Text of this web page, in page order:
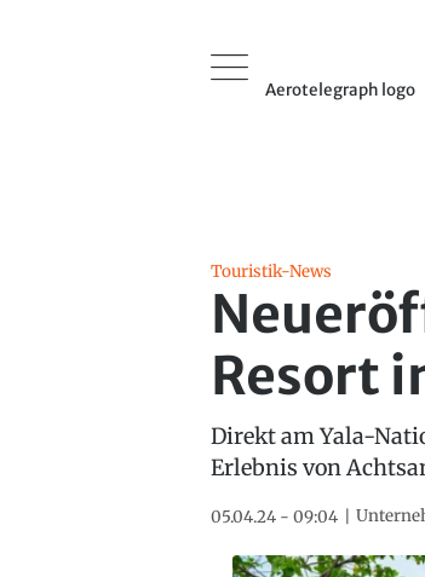
Aerotelegraph logo
Touristik-News
Resort
Direkt am Yala-
Erlebnis von
05.04.24 - 09:04